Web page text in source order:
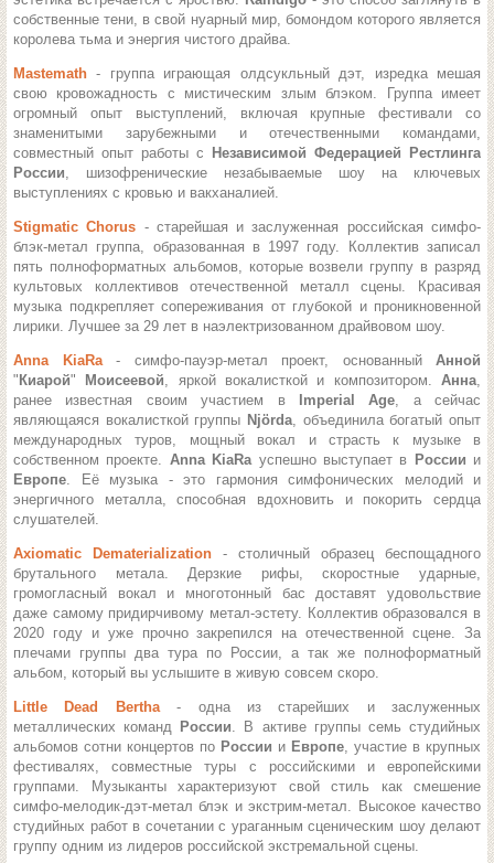
собственные тени, в свой нуарный мир, бомондом которого является
королева тьма и энергия чистого драйва.
Mastemath - группа играющая олдсукльный дэт, изредка мешая
свою кровожадность с мистическим злым блэком. Группа имеет
огромный опыт выступлений, включая крупные фестивали со
знаменитыми зарубежными и отечественными командами,
совместный опыт работы с
Независимой Федерацией Рестлинга
России, шизофренические незабываемые шоу на ключевых
выступлениях с кровью и вакханалией.
Stigmatic Chorus - старейшая и заслуженная российская симфо-
блэк-метал группа, образованная в 1997 году. Коллектив записал
пять полноформатных альбомов, которые возвели группу в разряд
культовых коллективов отечественной металл сцены. Красивая
музыка подкрепляет сопереживания от глубокой и проникновенной
лирики. Лучшее за 29 лет в наэлектризованном драйвовом шоу.
Anna KiaRa- симфо-пауэр-метал проект, основанный Анной
" Киарой" Моисеевой, яркой вокалисткой и композитором.Анна,
ранее известная своим участием в
Imperial Age, а сейчас
являющаяся вокалисткой группы Njörda, объединила богатый опыт
международных туров, мощный вокал и страсть к музыке в
собственном проекте. Anna KiaRa успешно выступает в России и
Европе. Её музыка - это гармония симфонических мелодий и
энергичного металла, способная вдохновить и покорить сердца
слушателей.
Axiomatic Dematerialization - столичный образец беспощадного
брутального метала. Дерзкие рифы, скоростные ударные,
громогласный вокал и многотонный бас доставят удовольствие
даже самому придирчивому метал-эстету. Коллектив образовался в
2020 году и уже прочно закрепился на отечественной сцене. За
плечами группы два тура по России, а так же полноформатный
альбом, который вы услышите в живую совсем скоро.
Little Dead Bertha- одна из старейших и заслуженных
металлических команд России. В активе группы семь студийных
альбомов сотни концертов по России и Европе, участие в крупных
фестивалях, совместные туры с российскими и европейскими
группами. Музыканты характеризуют свой стиль как смешение
симфо-мелодик-дэт-метал блэк и экстрим-метал. Высокое качество
студийных работ в сочетании с ураганным сценическим шоу делают
группу одним из лидеров российской экстремальной сцены.